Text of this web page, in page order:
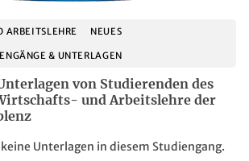
ARBEITSLEHRE NEUES
& UNTERLAGEN
von Studierenden des
und Arbeitslehre der
Unterlagen in diesem Studiengang.